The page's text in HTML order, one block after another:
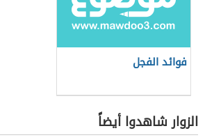
فوائد الفجل
الزوار شاهدوا أيضاً